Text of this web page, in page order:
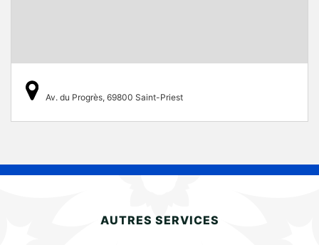
Av. du Progrès, 69800 Saint-Priest
AUTRES SERVICES